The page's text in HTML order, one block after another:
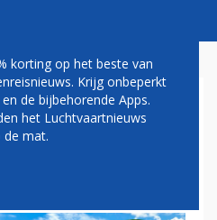
CEO VAN AIR
WEG NA
ELBERS
korting op het beste van
Krijg onbeperkt
de bijbehorende Apps.
het Luchtvaartnieuws
de mat.